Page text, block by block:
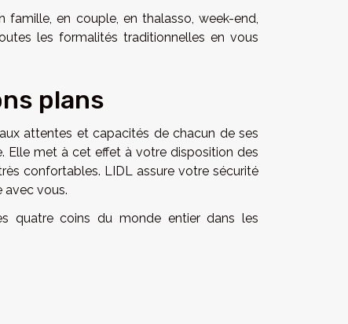
famille, en couple, en thalasso, week-end,
les formalités traditionnelles en vous
plans
attentes et capacités de chacun de ses
Elle met à cet effet à votre disposition des
confortables. LIDL assure votre sécurité
avec vous.
quatre coins du monde entier dans les